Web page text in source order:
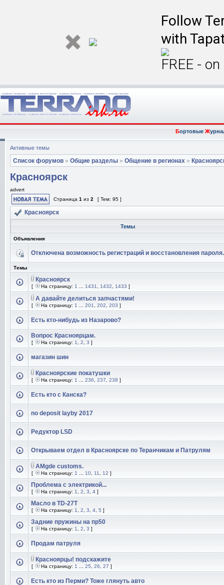
Follow
with
FREE -
БортовыеЖ
Активные темы
Список форумов » Общие разделы » Общение в регионах »
Красноярск
advert
Страница 1 из 2 [ Тем: 95 ]
Красноярск
Темы
Объявления
Отключена возможность регистраций и восстановления пароля.
Темы
Красноярск
[ На страницу: 1 1431 1432 1433 ]
А давайте делиться запчастями!
[ На страницу: 1 201 202 203 ]
Есть кто-нибудь из Назарово?
Вопрос Красноярцам.
[ На страницу: 1 2 3 ]
магазин шин
Красноярские покатушки
[ На страницу: 1 236 237 238 ]
Есть кто с Канска?
no deposit layby 2017
Редуктор LSD
Открываем отдел в Красноярске по Теранчикам и Патрулям
AMgde customs.
[ На страницу: 1 10 11 12 ]
Проблема с электрикой...
[ На страницу: 1 2 3 4 ]
Масло в TD-27T
[ На страницу: 1 2 3 4 5 ]
Задние пружины на пр50
[ На страницу: 1 2 3 ]
Продам патруля
Красноярцы! подскажите
[ На страницу: 1 25 26 27 ]
Есть кто из Перми? Тоже глянуть авто